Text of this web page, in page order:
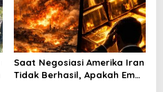
Saat Negosiasi Amerika Iran
Tidak Berhasil, Apakah Emas